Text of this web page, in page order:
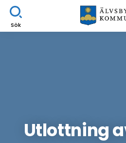
Sök
Utlottning